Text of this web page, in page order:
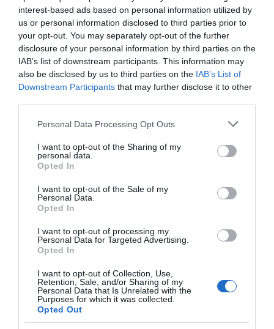
interest-based ads based on personal information utilized by
us or personal information disclosed to third parties prior to
your opt-out. You may separately opt-out of the further
disclosure of your personal information by third parties on the
IAB’s list of downstream participants. This information may
also be disclosed by us to third parties on the IAB’s List of
Downstream Participants that may further disclose it to other
Please note that this website/app uses one or more Google
not limited to your visit or usage behaviour. You may click to
grant or deny consent to Google and its third-party tags to
use your data for below specified purposes in below Google
consent section.
Personal Data Processing Opt Outs
I want to opt-out of the Sharing of my
personal data.
Opted In
I want to opt-out of the Sale of my
Personal Data.
Opted In
I want to opt-out of processing my
Personal Data for Targeted Advertising.
Opted In
I want to opt-out of Collection, Use,
Retention, Sale, and/or Sharing of my
Personal Data that Is Unrelated with the
Purposes for which it was collected.
Opted Out
Mondraker
MONDRAKER DUNE R
7.999,00 € 4.499,44 €
L
La MONDRAKER DUNE R cuenta
con un cuadro Stealth Air
Carbon de 2,650g de ...
Mondraker
MONDRAKER CRAFTY R
2024 ED2
6.799,00 €
4.399,63 €
M
ARTÍCULOS RELACIONADOS